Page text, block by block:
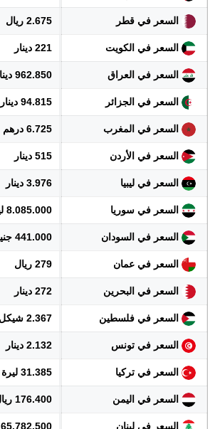
السعر في قطر 2.675 ريال
السعر في الكويت 221 دينار
السعر في العراق 962.850 دينار
السعر في الجزائر 94.815 دينار
السعر في المغرب 6.725 درهم
السعر في الأردن 515 دينار
السعر في ليبيا 3.976 دينار
السعر في سوريا 8.085.000 ليرة
السعر في السودان 441.000 جنيه
السعر في عمان 279 ريال
السعر في البحرين 272 دينار
السعر في فلسطين 2.367 شيكل
السعر في تونس 2.132 دينار
السعر في تركيا 31.385 ليرة
السعر في اليمن 176.400 ريال
السعر في لبنان 65.782.500 ليرة